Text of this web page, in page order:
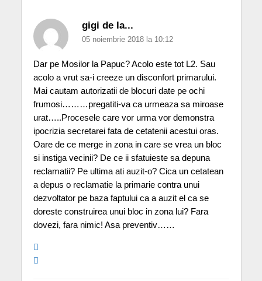
gigi de la...
05 noiembrie 2018 la 10:12
Dar pe Mosilor la Papuc? Acolo este tot L2. Sau
acolo a vrut sa-i creeze un disconfort primarului.
Mai cautam autorizatii de blocuri date pe ochi
frumosi………pregatiti-va ca urmeaza sa miroase
urat…..Procesele care vor urma vor demonstra
ipocrizia secretarei fata de cetatenii acestui oras.
Oare de ce merge in zona in care se vrea un bloc
si instiga vecinii? De ce ii sfatuieste sa depuna
reclamatii? Pe ultima ati auzit-o? Cica un cetatean
a depus o reclamatie la primarie contra unui
dezvoltator pe baza faptului ca a auzit el ca se
doreste construirea unui bloc in zona lui? Fara
dovezi, fara nimic! Asa preventiv……